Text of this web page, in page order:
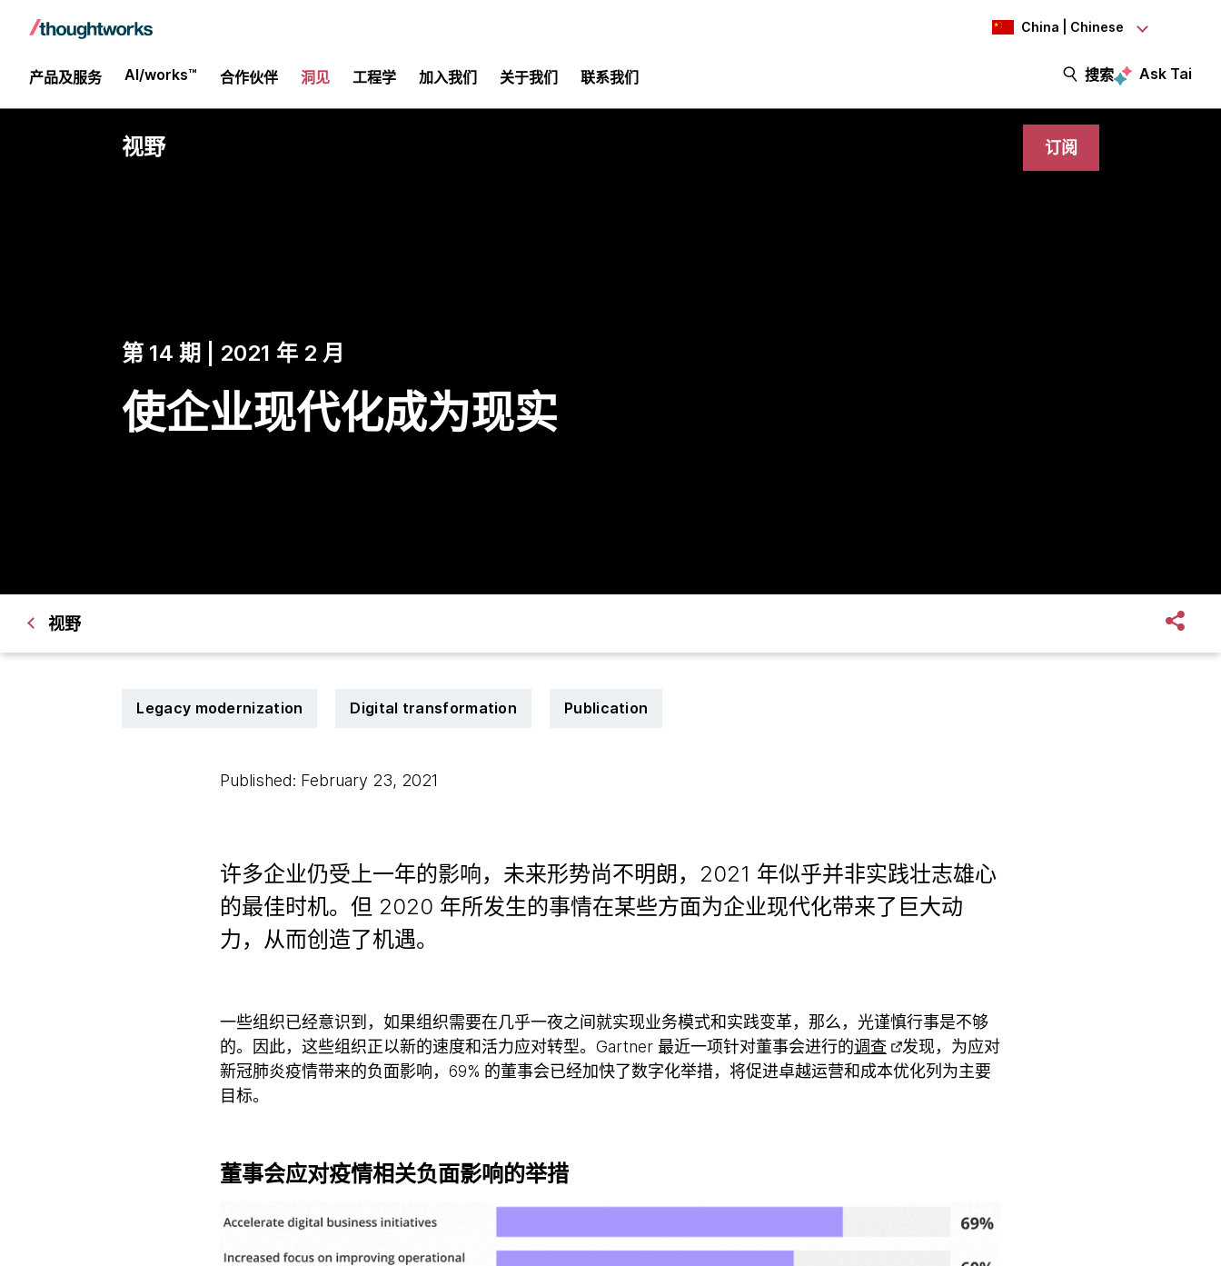
China | Chinese
产品及服务 AI/works™ 合作伙伴 洞见 工程学 加入我们 关于我们 联系我们 搜索 Ask Tai
视野 订阅
第 14 期 | 2021 年 2 月
使企业现代化成为现实
视野
Legacy modernization Digital transformation Publication
Published: February 23, 2021
许多企业仍受上一年的影响，未来形势尚不明朗，2021 年似乎并非实践壮志雄心
的最佳时机。但 2020 年所发生的事情在某些方面为企业现代化带来了巨大动
力，从而创造了机遇。
一些组织已经意识到，如果组织需要在几乎一夜之间就实现业务模式和实践变革，那么，光谨慎行事是不够
的。因此，这些组织正以新的速度和活力应对转型。Gartner 最近一项针对董事会进行的调查
发现，为应对
新冠肺炎疫情带来的负面影响，69% 的董事会已经加快了数字化举措，将促进卓越运营和成本优化列为主要
目标。
董事会应对疫情相关负面影响的举措